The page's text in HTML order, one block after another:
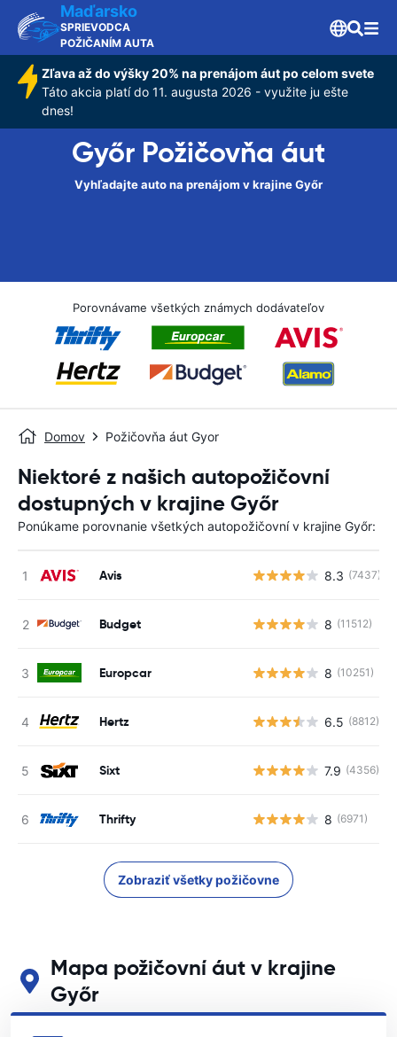
Maďarsko
SPRIEVODCA
POŽIČANÍM AUTA
Zľava až do výšky 20% na prenájom áut po celom svete
Táto akcia platí do 11. augusta 2026 - využite ju ešte
dnes!
Győr Požičovňa áut
Vyhľadajte auto na prenájom v krajine Győr
Porovnávame všetkých známych dodávateľov
Domov Požičovňa áut Gyor
Niektoré z našich autopožičovní
dostupných v krajine Győr
Ponúkame porovnanie všetkých autopožičovní v krajine Győr:
Avis 8.3 (7437)
Budget 8 (11512)
Europcar 8 (10251)
Hertz 6.5 (8812)
Sixt 7.9 (4356)
Thrifty 8 (6971)
Zobraziť všetky požičovne
Mapa požičovní áut v krajine
Győr
Pozrite si naše hlavné požičovne áut v krajine Győr